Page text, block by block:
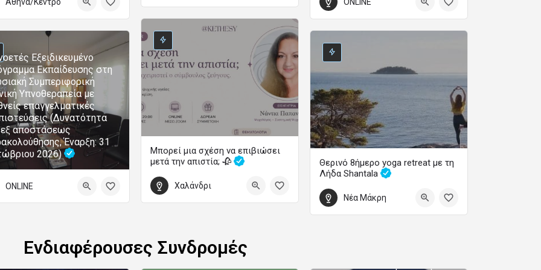
2026 00:00 - 31 Μαΐου 2027 00:00
3 Σεπτεμβρίου 2026 19:00 - 21:00
Μπορεί μια σχέση να επιβιώσει
μετά την απιστία; 🥀
5 Σεπτεμβρίου 2026 18:00 - 20:00
Χαλάνδρι
Εξειδικευμένο
Εκπαίδευσης στη
Συμπεριφορική
Υπνοθεραπεία με
επαγγελματικές
(Δυνατότητα
εξ αποστάσεως
Έναρξη: 31
2026)
ONLINE
Θερινό 8ήμερο yoga retreat με τη
Λήδα Shantala
22 Αυγούστου 2026 18:00 - 30 Αυγούστου 2026 11:00
Νέα Μάκρη
Ενδιαφέρουσες Συνδρομές
Μονοετής Διεθνώς
Πιστοποιημένη
Επαγγελματική